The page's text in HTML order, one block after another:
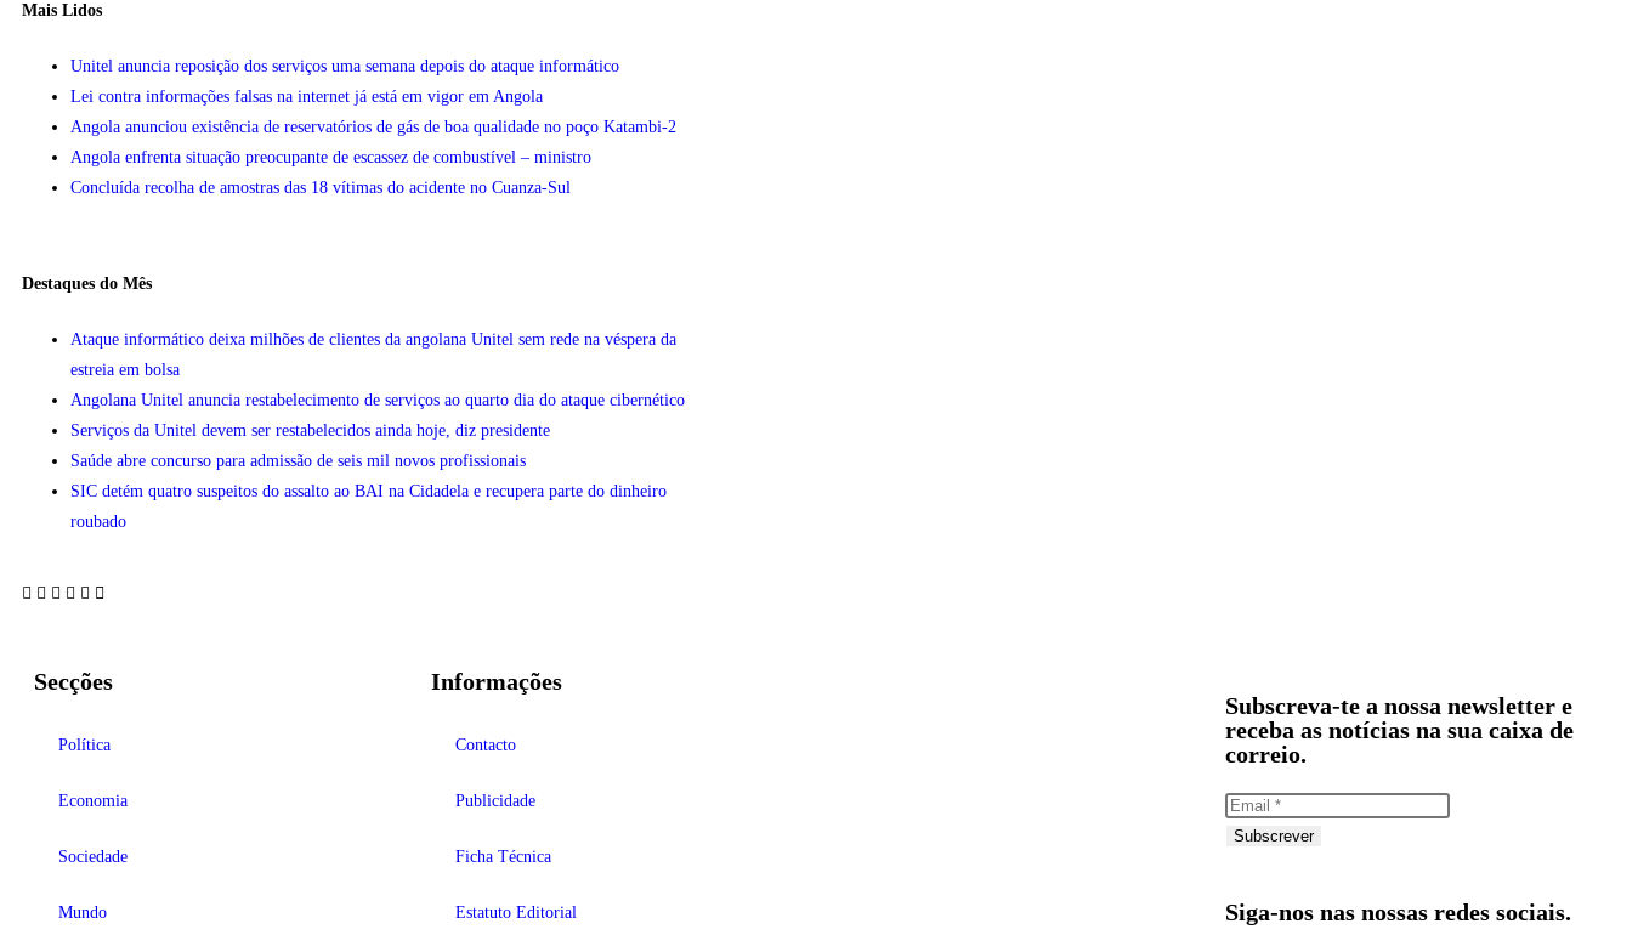
Mais Lidos
Unitel anuncia reposição dos serviços uma semana depois do ataque informático
Lei contra informações falsas na internet já está em vigor em Angola
Angola anunciou existência de reservatórios de gás de boa qualidade no poço Katambi-2
Angola enfrenta situação preocupante de escassez de combustível – ministro
Concluída recolha de amostras das 18 vítimas do acidente no Cuanza-Sul
Destaques do Mês
Ataque informático deixa milhões de clientes da angolana Unitel sem rede na véspera da
estreia em bolsa
Angolana Unitel anuncia restabelecimento de serviços ao quarto dia do ataque cibernético
Serviços da Unitel devem ser restabelecidos ainda hoje, diz presidente
Saúde abre concurso para admissão de seis mil novos profissionais
SIC detém quatro suspeitos do assalto ao BAI na Cidadela e recupera parte do dinheiro
roubado
Secções
Política
Economia
Sociedade
Mundo
Informações
Contacto
Publicidade
Ficha Técnica
Estatuto Editorial
Subscreva-te a nossa newsletter e
receba as notícias na sua caixa de
correio.
Subscrever
Siga-nos nas nossas redes sociais.